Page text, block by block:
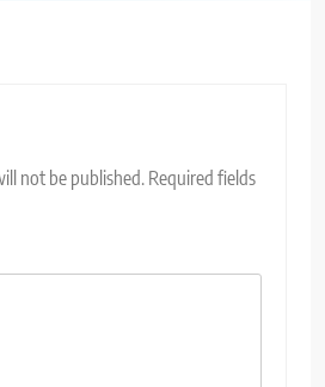
not be published. Required fields